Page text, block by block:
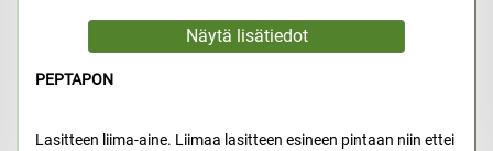
PEPTAPON
Lasitteen liima-aine. Liimaa lasitteen esineen pintaan niin ettei